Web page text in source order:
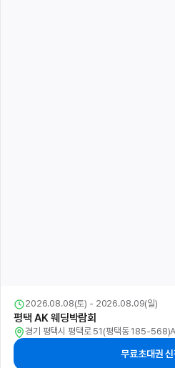
2026.08.08(토) - 2026.08.09(일)
평택 AK 웨딩박람회
경기 평택시 평택로 51(평택동 185-
무료초대권 신